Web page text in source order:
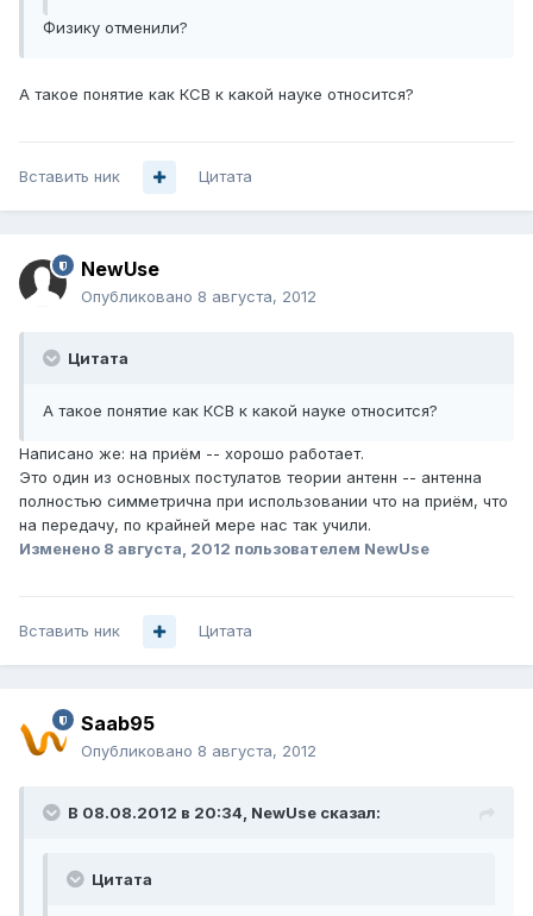
Физику отменили?
А такое понятие как КСВ к какой науке относится?
Вставить ник Цитата
NewUse
Опубликовано 8 августа, 2012
Цитата
А такое понятие как КСВ к какой науке относится?
Написано же: на приём -- хорошо работает.
Это один из основных постулатов теории антенн -- антенна
полностью симметрична при использовании что на приём, что
на передачу, по крайней мере нас так учили.
Изменено 8 августа, 2012 пользователем NewUse
Вставить ник Цитата
Saab95
Опубликовано 8 августа, 2012
В 08.08.2012 в 20:34, NewUse сказал:
Цитата